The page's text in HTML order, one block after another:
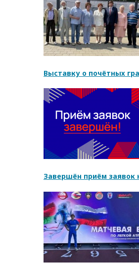
Выставку о почётных
Завершён приём заявок